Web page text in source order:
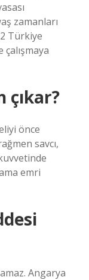
zamanları
Türkiye
çalışmaya
çıkar?
önce
savcı,
emri
Angarya